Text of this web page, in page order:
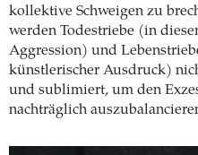
kollektive Schweigen zu
werden Todestriebe (in
Aggression) und
künstlerischer Ausdruck)
und sublimiert, um den
nachträglich